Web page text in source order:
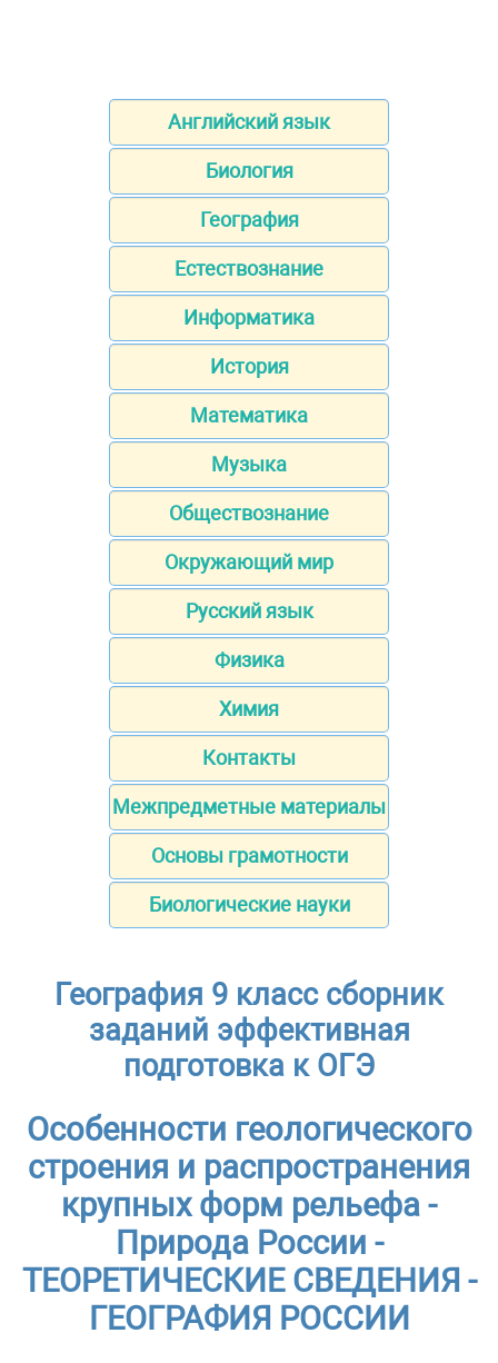
Английский язык
Биология
География
Естествознание
Информатика
История
Математика
Музыка
Обществознание
Окружающий мир
Русский язык
Физика
Химия
Контакты
Межпредметные материалы
Основы грамотности
Биологические науки
География 9 класс сборник
заданий эффективная
подготовка к ОГЭ
Особенности геологического
строения и распространения
крупных форм рельефа -
Природа России -
ТЕОРЕТИЧЕСКИЕ СВЕДЕНИЯ -
ГЕОГРАФИЯ РОССИИ